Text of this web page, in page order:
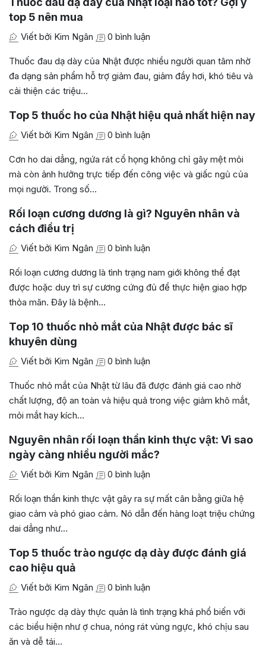
top 5 nên mua
Viết bởi Kim Ngân 0 bình luận
Thuốc đau dạ dày của Nhật được nhiều người quan tâm nhờ
đa dạng sản phẩm hỗ trợ giảm đau, giảm đầy hơi, khó tiêu và
cải thiện các triệu…
Top 5 thuốc ho của Nhật hiệu quả nhất hiện nay
Viết bởi Kim Ngân 0 bình luận
Cơn ho dai dẳng, ngứa rát cổ họng không chỉ gây mệt mỏi
mà còn ảnh hưởng trực tiếp đến công việc và giấc ngủ của
mọi người. Trong số…
Rối loạn cương dương là gì? Nguyên nhân và
cách điều trị
Viết bởi Kim Ngân 0 bình luận
Rối loạn cương dương là tình trạng nam giới không thể đạt
được hoặc duy trì sự cương cứng đủ để thực hiện giao hợp
thỏa mãn. Đây là bệnh…
Top 10 thuốc nhỏ mắt của Nhật được bác sĩ
khuyên dùng
Viết bởi Kim Ngân 0 bình luận
Thuốc nhỏ mắt của Nhật từ lâu đã được đánh giá cao nhờ
chất lượng, độ an toàn và hiệu quả trong việc giảm khô mắt,
mỏi mắt hay kích…
Nguyên nhân rối loạn thần kinh thực vật: Vì sao
ngày càng nhiều người mắc?
Viết bởi Kim Ngân 0 bình luận
Rối loạn thần kinh thực vật gây ra sự mất cân bằng giữa hệ
giao cảm và phó giao cảm. Nó dẫn đến hàng loạt triệu chứng
dai dẳng như…
Top 5 thuốc trào ngược dạ dày được đánh giá
cao hiệu quả
Viết bởi Kim Ngân 0 bình luận
Trào ngược dạ dày thực quản là tình trạng khá phổ biến với
các biểu hiện như ợ chua, nóng rát vùng ngực, khó chịu sau
ăn và dễ tái…